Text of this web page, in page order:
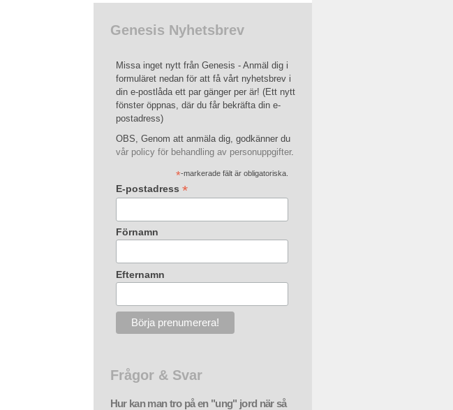
Genesis Nyhetsbrev
Missa inget nytt från Genesis - Anmäl dig i
formuläret nedan för att få vårt nyhetsbrev i
din e-postlåda ett par gänger per är! (Ett nytt
fönster öppnas, där du får bekräfta din e-
postadress)
OBS, Genom att anmäla dig, godkänner du
vår policy för behandling av personuppgifter.
*-markerade fält är obligatoriska.
E-postadress *
Förnamn
Efternamn
Frågor & Svar
Hur kan man tro på en "ung" jord när så